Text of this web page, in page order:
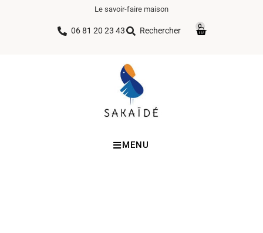
Le savoir-faire maison
06 81 20 23 43 Rechercher 0
MENU